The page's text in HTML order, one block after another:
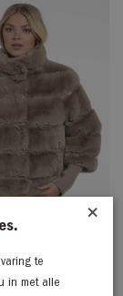
Jacket with
×
te
in met alle